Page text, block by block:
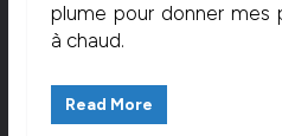
plume pour donner mes
à chaud.
Read More